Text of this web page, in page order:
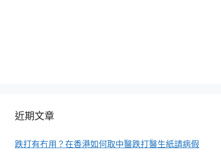
近期文章
跌打有冇用？在香港如何取中醫跌打醫生紙請病假